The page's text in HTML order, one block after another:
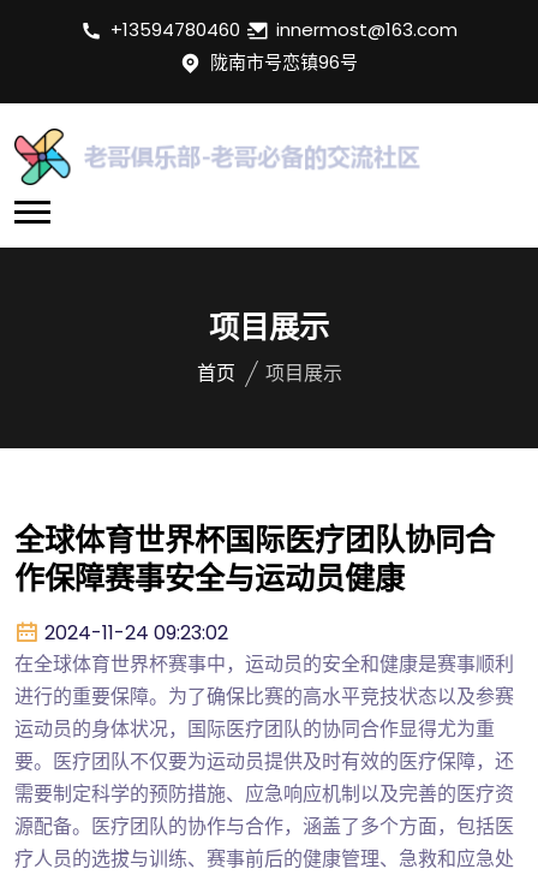
+13594780460
innermost@163.com
陇南市号恋镇96号
项目展示
首页 项目展示
全球体育世界杯国际医疗团队协同合
作保障赛事安全与运动员健康
2024-11-24 09:23:02
在全球体育世界杯赛事中，运动员的安全和健康是赛事顺利
进行的重要保障。为了确保比赛的高水平竞技状态以及参赛
运动员的身体状况，国际医疗团队的协同合作显得尤为重
要。医疗团队不仅要为运动员提供及时有效的医疗保障，还
需要制定科学的预防措施、应急响应机制以及完善的医疗资
源配备。医疗团队的协作与合作，涵盖了多个方面，包括医
疗人员的选拔与训练、赛事前后的健康管理、急救和应急处